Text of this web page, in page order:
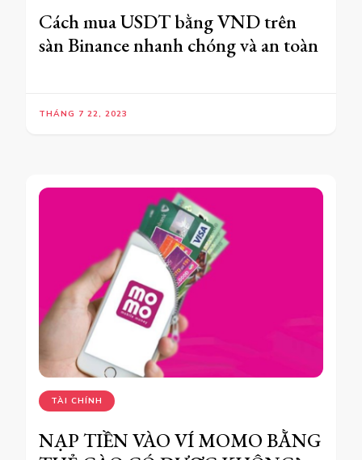
Cách mua USDT bằng VND trên
sàn Binance nhanh chóng và an toàn
THÁNG 7 22, 2023
TÀI CHÍNH
NẠP TIỀN VÀO VÍ MOMO BẰNG